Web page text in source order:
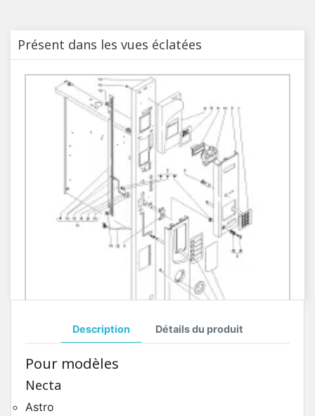
Présent dans les vues éclatées
Pièces Détachées Distributeur Automatique
Description Détails du produit
Pour modèles
Necta
Astro